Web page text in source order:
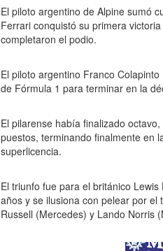
El piloto argentino de Alpine sumó
Ferrari conquistó su primera
completaron el podio.
El piloto argentino Franco
de Fórmula 1 para terminar en la
El pilarense había finalizado
puestos, terminando finalmente en
superlicencia.
El triunfo fue para el británico
años y se ilusiona con pelear por
Russell (Mercedes) y Lando Norris